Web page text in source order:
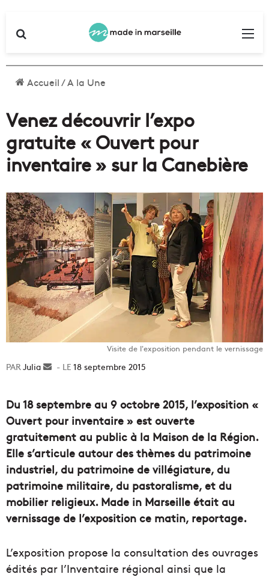
Accueil/A la Une
Venez découvrir l’expo
gratuite « Ouvert pour
inventaire » sur la Canebière
Visite de l'exposition pendant le vernissage
Julia
Envoyer18 septembre 2015
Du 18 septembre au 9 octobre 2015, l’exposition «
Ouvert pour inventaire » est ouverte
gratuitement au public à la Maison de la Région.
Elle s’articule autour des thèmes du patrimoine
industriel, du patrimoine de villégiature, du
patrimoine militaire, du pastoralisme, et du
mobilier religieux. Made in Marseille était au
vernissage de l’exposition ce matin, reportage.
L’exposition propose la consultation des ouvrages
édités par l’Inventaire régional ainsi que la